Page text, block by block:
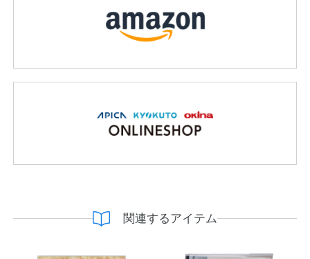
関連するアイテム